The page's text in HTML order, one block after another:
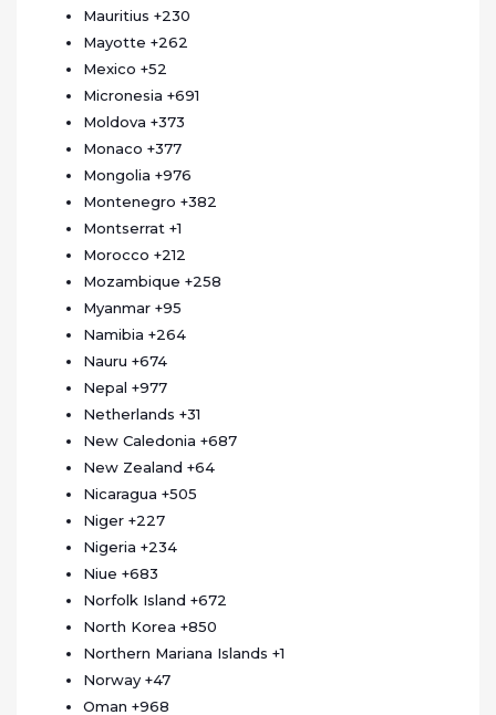
Mauritius +230
Mayotte +262
Mexico +52
Micronesia +691
Moldova +373
Monaco +377
Mongolia +976
Montenegro +382
Montserrat +1
Morocco +212
Mozambique +258
Myanmar +95
Namibia +264
Nauru +674
Nepal +977
Netherlands +31
New Caledonia +687
New Zealand +64
Nicaragua +505
Niger +227
Nigeria +234
Niue +683
Norfolk Island +672
North Korea +850
Northern Mariana Islands +1
Norway +47
Oman +968